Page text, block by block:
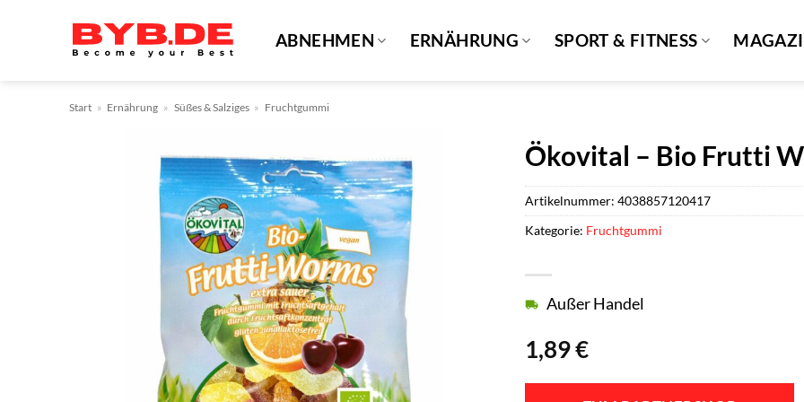
ABNEHMEN ERNÄHRUNG SPORT & FITNESS
Start » Ernährung » Süßes & Salziges » Fruchtgummi
Ökovital – Bio Frutti
1,89€
Außer Handel
Artikelnummer:4038857120417
Kategorie: Fruchtgummi